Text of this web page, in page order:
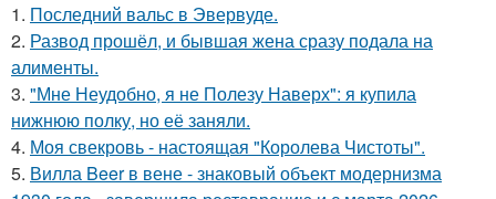
1. Последний вальс в Эвервуде.
2. Развод прошёл, и бывшая жена сразу подала на
алименты.
3. "Мне Неудобно, я не Полезу Наверх": я купила
нижнюю полку, но её заняли.
4. Моя свекровь - настоящая "Королева Чистоты".
5. Вилла Beer в вене - знаковый объект модернизма